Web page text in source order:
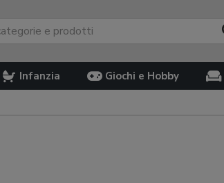
Infanzia Giochi e Hobby